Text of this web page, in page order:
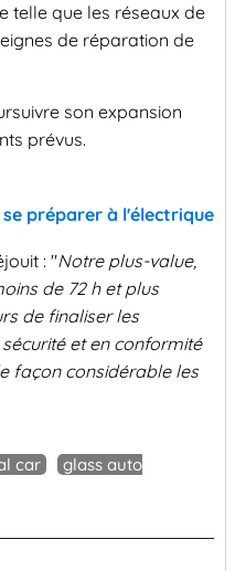
telle que les réseaux de
de réparation de
son expansion
prévus.
préparer à l'électrique
: "Notre plus-value,
de 72 h et plus
de finaliser les
et en conformité
façon considérable les
car
glass auto